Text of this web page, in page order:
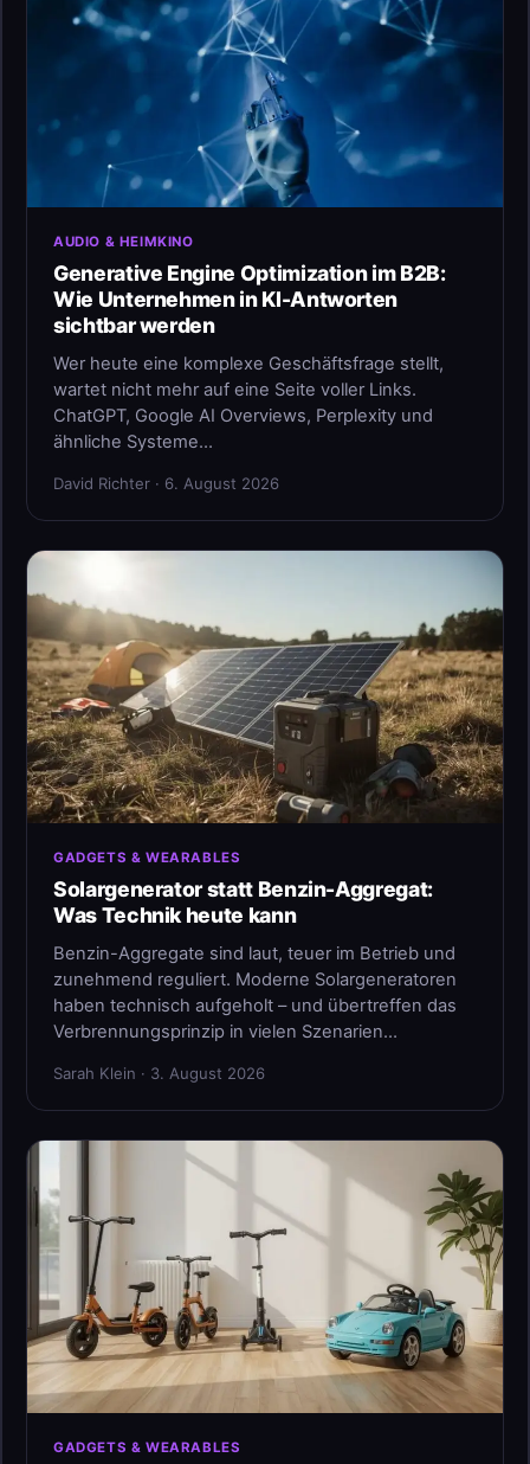
AUDIO & HEIMKINO
Generative Engine Optimization im B2B:
Wie Unternehmen in KI-Antworten
sichtbar werden
Wer heute eine komplexe Geschäftsfrage stellt,
wartet nicht mehr auf eine Seite voller Links.
ChatGPT, Google AI Overviews, Perplexity und
ähnliche Systeme…
David Richter · 6. August 2026
GADGETS & WEARABLES
Solargenerator statt Benzin-Aggregat:
Was Technik heute kann
Benzin-Aggregate sind laut, teuer im Betrieb und
zunehmend reguliert. Moderne Solargeneratoren
haben technisch aufgeholt – und übertreffen das
Verbrennungsprinzip in vielen Szenarien…
Sarah Klein · 3. August 2026
GADGETS & WEARABLES